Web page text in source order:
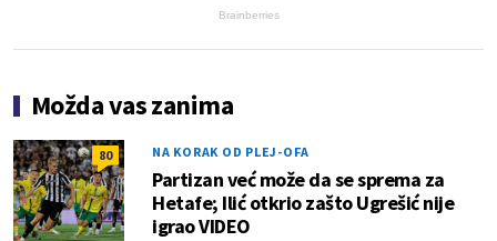
Brainberries
Možda vas zanima
80 NA KORAK OD PLEJ-OFA
Partizan već može da se sprema za
Hetafe; Ilić otkrio zašto Ugrešić nije
igrao VIDEO